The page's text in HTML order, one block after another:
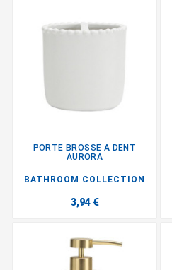
PORTE BROSSE A DENT
AURORA
BATHROOM COLLECTION
3,94 €